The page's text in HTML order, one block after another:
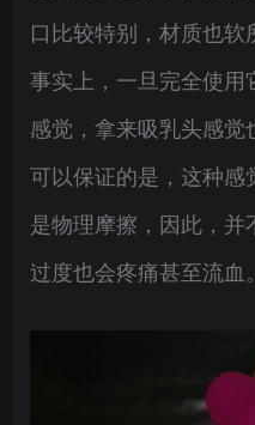
口比较特别，材质也软
事实上，一旦完全使
感觉，拿来吸乳头感
可以保证的是，这种
是物理摩擦，因此，
过度也会疼痛甚至流血。